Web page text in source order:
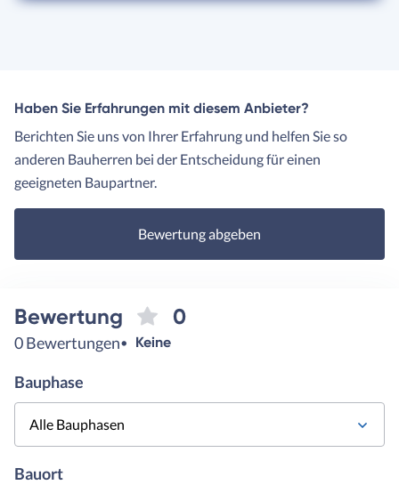
Haben Sie Erfahrungen mit diesem Anbieter?
Berichten Sie uns von Ihrer Erfahrung und helfen Sie so
anderen Bauherren bei der Entscheidung für einen
geeigneten Baupartner.
Bewertung abgeben
Bewertung 0
0 Bewertungen Keine
Bauphase
Alle Bauphasen
Bauort